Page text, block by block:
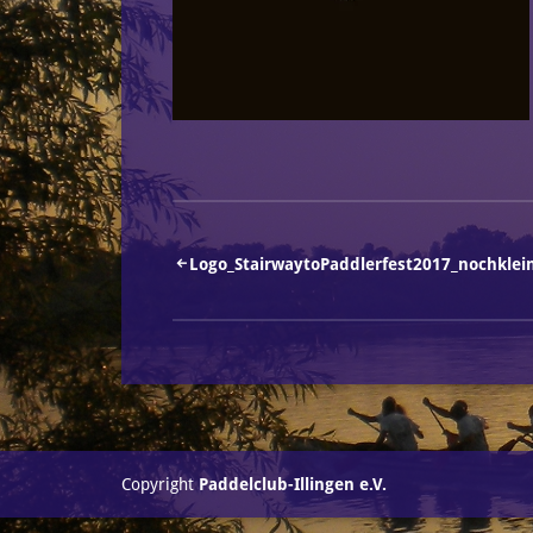
Beitragsnavigation
CopyrightPaddelclub-Illingen e.V.